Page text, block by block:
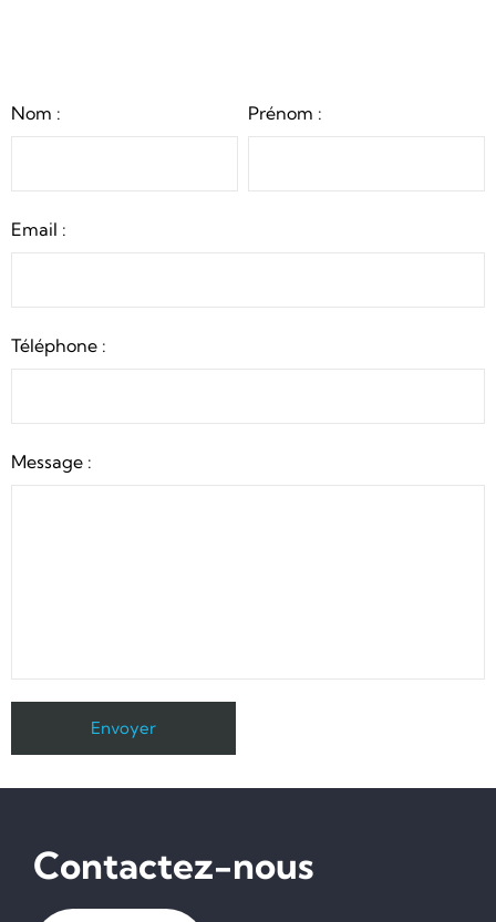
Nom : Prénom :
Email :
Téléphone :
Message :
Contactez-nous